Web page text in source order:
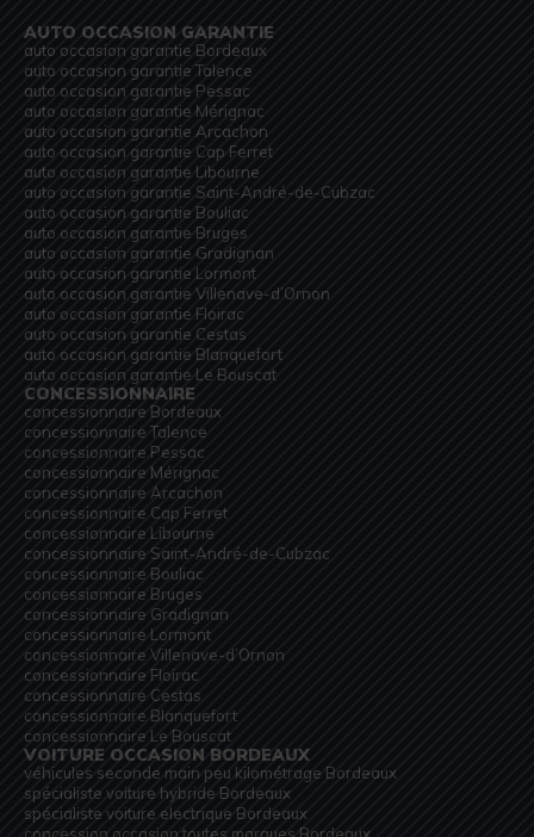
AUTO OCCASION GARANTIE
auto occasion garantie Bordeaux
auto occasion garantie Talence
auto occasion garantie Pessac
auto occasion garantie Mérignac
auto occasion garantie Arcachon
auto occasion garantie Cap Ferret
auto occasion garantie Libourne
auto occasion garantie Saint-André-de-Cubzac
auto occasion garantie Bouliac
auto occasion garantie Bruges
auto occasion garantie Gradignan
auto occasion garantie Lormont
auto occasion garantie Villenave-d’Ornon
auto occasion garantie Floirac
auto occasion garantie Cestas
auto occasion garantie Blanquefort
auto occasion garantie Le Bouscat
CONCESSIONNAIRE
concessionnaire Bordeaux
concessionnaire Talence
concessionnaire Pessac
concessionnaire Mérignac
concessionnaire Arcachon
concessionnaire Cap Ferret
concessionnaire Libourne
concessionnaire Saint-André-de-Cubzac
concessionnaire Bouliac
concessionnaire Bruges
concessionnaire Gradignan
concessionnaire Lormont
concessionnaire Villenave-d’Ornon
concessionnaire Floirac
concessionnaire Cestas
concessionnaire Blanquefort
concessionnaire Le Bouscat
VOITURE OCCASION BORDEAUX
véhicules seconde main peu kilométrage Bordeaux
spécialiste voiture hybride Bordeaux
spécialiste voiture electrique Bordeaux
concession occasion toutes marques Bordeaux